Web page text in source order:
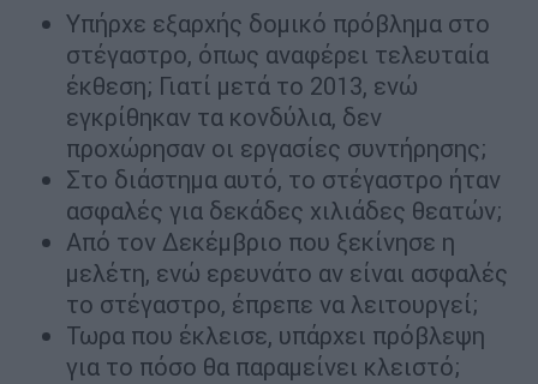
Υπήρχε εξαρχής δομικό πρόβλημα στο
στέγαστρο, όπως αναφέρει τελευταία
έκθεση; Γιατί μετά το 2013, ενώ
εγκρίθηκαν τα κονδύλια, δεν
προχώρησαν οι εργασίες συντήρησης;
Στο διάστημα αυτό, το στέγαστρο ήταν
ασφαλές για δεκάδες χιλιάδες θεατών;
Από τον Δεκέμβριο που ξεκίνησε η
μελέτη, ενώ ερευνάτο αν είναι ασφαλές
το στέγαστρο, έπρεπε να λειτουργεί;
Τωρα που έκλεισε, υπάρχει πρόβλεψη
για το πόσο θα παραμείνει κλειστό;